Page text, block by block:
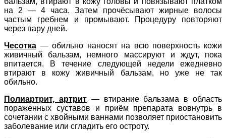
на 2 — 4 часа. Затем прочёсывают жирные волосы
частым гребнем и промывают. Процедуру повторяют
через пару дней.
Чесотка — обильно наносят на всю поверхность кожи
живичный бальзам, немного массируют и ждут, пока
впитается. В течение следующей недели ежедневно
втирают в кожу живичный бальзам, но уже не так
обильно.
Полиартрит, артрит — втирание бальзама в область
пораженных суставов и приём препарата вовнутрь в
сочетании с хвойными ваннами позволяет приостановить
заболевание или сгладить его остроту.